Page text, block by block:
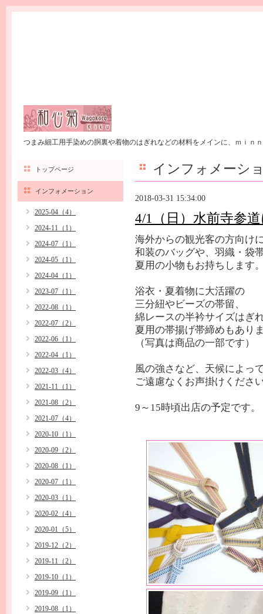
つまみ細工用手染めの胴裏や着物のはぎれなどの材料をメインに、ｍｉｎ
インフォメーシ
2018-03-31 15:34:00
4/1（日）水前寺参
海外からの観光客の方向け
和装のバッグや、羽織・袋
夏用の小物もお持ちします
浴衣・夏着物に大活躍の
三分紐やビーズの帯留、
綿レースの半衿サイズはぎ
夏用の帯揚げ帯締めもあり
（写真は商品の一部です）
風の強さなど、天候によっ
ご遠慮なくお声掛けくださ
9～15時頃出店の予定です。
トップページ
インフォメーション
2025-04（4）
2024-11（1）
2024-07（1）
2024-05（1）
2024-04（1）
2023-07（1）
2022-08（1）
2022-07（2）
2022-06（1）
2022-04（1）
2022-03（4）
2021-11（1）
2021-08（2）
2021-07（4）
2020-10（1）
2020-09（2）
2020-08（1）
2020-07（1）
2020-03（1）
2020-02（4）
2020-01（5）
2019-12（2）
2019-11（2）
2019-10（1）
2019-09（1）
2019-08（1）